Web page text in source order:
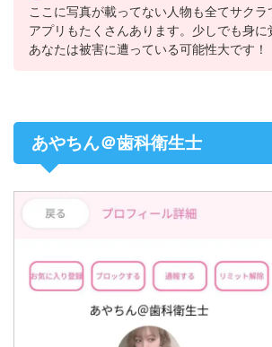
ここに写真が載ってない人物も全てサク
アプリもたくさんあります。少しでも身に
あなたは被害に遭っている可能性大です！
あやちん＠歯科衛生士